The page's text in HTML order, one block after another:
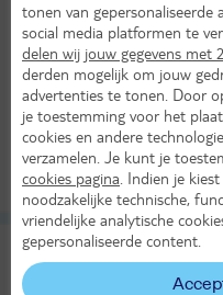
LAST MINUTE!
25°
in aug
Vanaf
Bekijk
Logies
9,4
Uitstekend
Riu Buenavista
tonen van gepersonaliseerde
social media platformen te
delen wij jouw gegevens met
derden mogelijk om jouw
advertenties te tonen. Door
je toestemming voor het
cookies en andere
verzamelen. Je kunt je
cookies pagina . Indien je
noodzakelijke technische,
vriendelijke analytische
gepersonaliseerde content.